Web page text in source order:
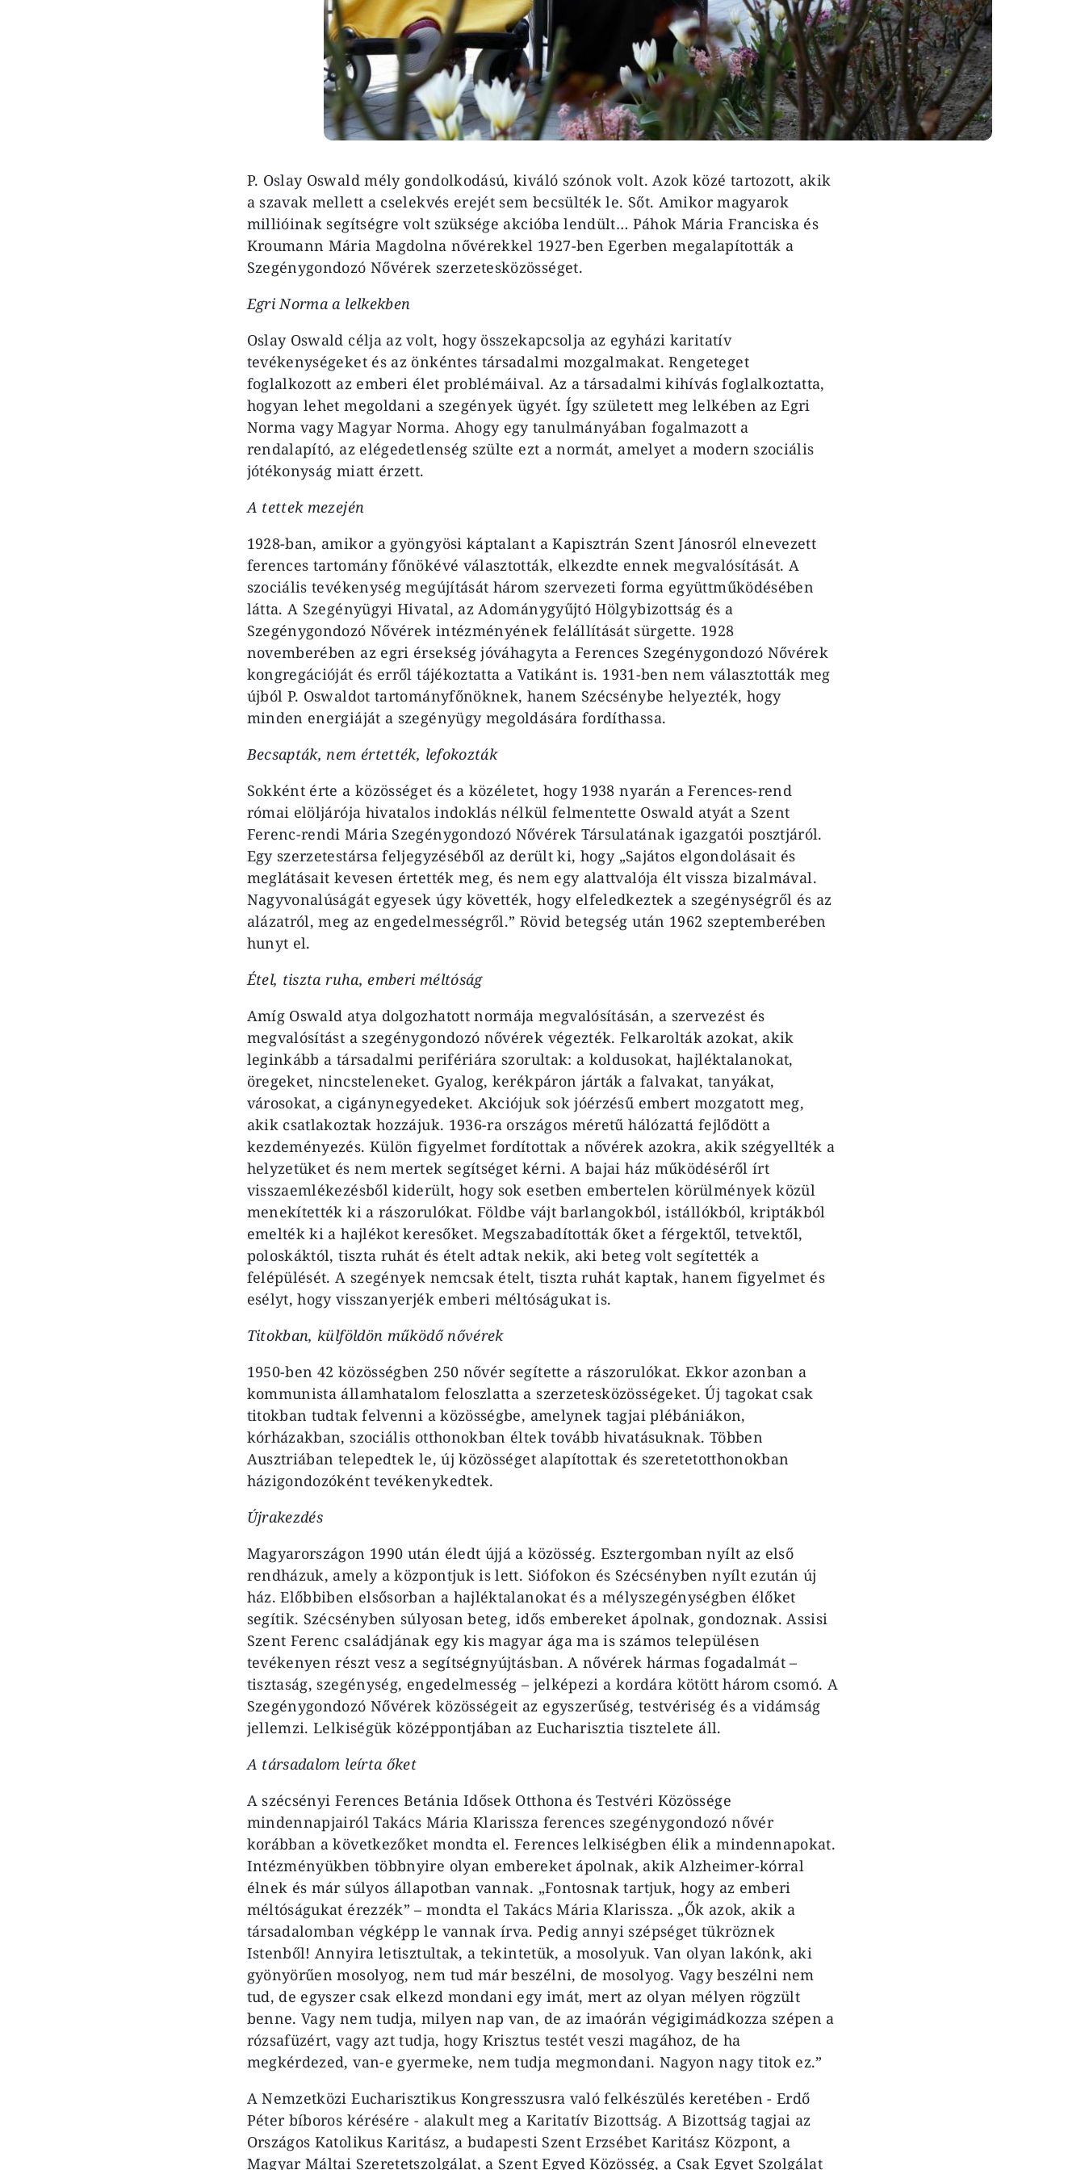
P. Oslay Oswald mély gondolkodású, kiváló szónok volt. Azok közé tartozott, akik
a szavak mellett a cselekvés erejét sem becsülték le. Sőt. Amikor magyarok
millióinak segítségre volt szüksége akcióba lendült… Páhok Mária Franciska és
Kroumann Mária Magdolna nővérekkel 1927-ben Egerben megalapították a
Szegénygondozó Nővérek szerzetesközösséget.
Egri Norma a lelkekben
Oslay Oswald célja az volt, hogy összekapcsolja az egyházi karitatív
tevékenységeket és az önkéntes társadalmi mozgalmakat. Rengeteget
foglalkozott az emberi élet problémáival. Az a társadalmi kihívás foglalkoztatta,
hogyan lehet megoldani a szegények ügyét. Így született meg lelkében az Egri
Norma vagy Magyar Norma. Ahogy egy tanulmányában fogalmazott a
rendalapító, az elégedetlenség szülte ezt a normát, amelyet a modern szociális
jótékonyság miatt érzett.
A tettek mezején
1928-ban, amikor a gyöngyösi káptalant a Kapisztrán Szent Jánosról elnevezett
ferences tartomány főnökévé választották, elkezdte ennek megvalósítását. A
szociális tevékenység megújítását három szervezeti forma együttműködésében
látta. A Szegényügyi Hivatal, az Adománygyűjtó Hölgybizottság és a
Szegénygondozó Nővérek intézményének felállítását sürgette. 1928
novemberében az egri érsekség jóváhagyta a Ferences Szegénygondozó Nővérek
kongregációját és erről tájékoztatta a Vatikánt is. 1931-ben nem választották meg
újból P. Oswaldot tartományfőnöknek, hanem Szécsénybe helyezték, hogy
minden energiáját a szegényügy megoldására fordíthassa.
Becsapták, nem értették, lefokozták
Sokként érte a közösséget és a közéletet, hogy 1938 nyarán a Ferences-rend
római elöljárója hivatalos indoklás nélkül felmentette Oswald atyát a Szent
Ferenc-rendi Mária Szegénygondozó Nővérek Társulatának igazgatói posztjáról.
Egy szerzetestársa feljegyzéséből az derült ki, hogy „Sajátos elgondolásait és
meglátásait kevesen értették meg, és nem egy alattvalója élt vissza bizalmával.
Nagyvonalúságát egyesek úgy követték, hogy elfeledkeztek a szegénységről és az
alázatról, meg az engedelmességről.” Rövid betegség után 1962 szeptemberében
hunyt el.
Étel, tiszta ruha, emberi méltóság
Amíg Oswald atya dolgozhatott normája megvalósításán, a szervezést és
megvalósítást a szegénygondozó nővérek végezték. Felkarolták azokat, akik
leginkább a társadalmi perifériára szorultak: a koldusokat, hajléktalanokat,
öregeket, nincsteleneket. Gyalog, kerékpáron járták a falvakat, tanyákat,
városokat, a cigánynegyedeket. Akciójuk sok jóérzésű embert mozgatott meg,
akik csatlakoztak hozzájuk. 1936-ra országos méretű hálózattá fejlődött a
kezdeményezés. Külön figyelmet fordítottak a nővérek azokra, akik szégyellték a
helyzetüket és nem mertek segítséget kérni. A bajai ház működéséről írt
visszaemlékezésből kiderült, hogy sok esetben embertelen körülmények közül
menekítették ki a rászorulókat. Földbe vájt barlangokból, istállókból, kriptákból
emelték ki a hajlékot keresőket. Megszabadították őket a férgektől, tetvektől,
poloskáktól, tiszta ruhát és ételt adtak nekik, aki beteg volt segítették a
felépülését. A szegények nemcsak ételt, tiszta ruhát kaptak, hanem figyelmet és
esélyt, hogy visszanyerjék emberi méltóságukat is.
Titokban, külföldön működő nővérek
1950-ben 42 közösségben 250 nővér segítette a rászorulókat. Ekkor azonban a
kommunista államhatalom feloszlatta a szerzetesközösségeket. Új tagokat csak
titokban tudtak felvenni a közösségbe, amelynek tagjai plébániákon,
kórházakban, szociális otthonokban éltek tovább hivatásuknak. Többen
Ausztriában telepedtek le, új közösséget alapítottak és szeretetotthonokban
házigondozóként tevékenykedtek.
Újrakezdés
Magyarországon 1990 után éledt újjá a közösség. Esztergomban nyílt az első
rendházuk, amely a központjuk is lett. Siófokon és Szécsényben nyílt ezután új
ház. Előbbiben elsősorban a hajléktalanokat és a mélyszegénységben élőket
segítik. Szécsényben súlyosan beteg, idős embereket ápolnak, gondoznak. Assisi
Szent Ferenc családjának egy kis magyar ága ma is számos településen
tevékenyen részt vesz a segítségnyújtásban. A nővérek hármas fogadalmát –
tisztaság, szegénység, engedelmesség – jelképezi a kordára kötött három csomó. A
Szegénygondozó Nővérek közösségeit az egyszerűség, testvériség és a vidámság
jellemzi. Lelkiségük középpontjában az Eucharisztia tisztelete áll.
A társadalom leírta őket
A szécsényi Ferences Betánia Idősek Otthona és Testvéri Közössége
mindennapjairól Takács Mária Klarissza ferences szegénygondozó nővér
korábban a következőket mondta el. Ferences lelkiségben élik a mindennapokat.
Intézményükben többnyire olyan embereket ápolnak, akik Alzheimer-kórral
élnek és már súlyos állapotban vannak. „Fontosnak tartjuk, hogy az emberi
méltóságukat érezzék” – mondta el Takács Mária Klarissza. „Ők azok, akik a
társadalomban végképp le vannak írva. Pedig annyi szépséget tükröznek
Istenből! Annyira letisztultak, a tekintetük, a mosolyuk. Van olyan lakónk, aki
gyönyörűen mosolyog, nem tud már beszélni, de mosolyog. Vagy beszélni nem
tud, de egyszer csak elkezd mondani egy imát, mert az olyan mélyen rögzült
benne. Vagy nem tudja, milyen nap van, de az imaórán végigimádkozza szépen a
rózsafüzért, vagy azt tudja, hogy Krisztus testét veszi magához, de ha
megkérdezed, van-e gyermeke, nem tudja megmondani. Nagyon nagy titok ez.”
A Nemzetközi Eucharisztikus Kongresszusra való felkészülés keretében - Erdő
Péter bíboros kérésére - alakult meg a Karitatív Bizottság. A Bizottság tagjai az
Országos Katolikus Karitász, a budapesti Szent Erzsébet Karitász Központ, a
Magyar Máltai Szeretetszolgálat, a Szent Egyed Közösség, a Csak Egyet Szolgálat